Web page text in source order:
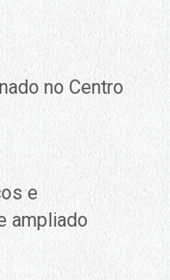
no Centro
e
ampliado